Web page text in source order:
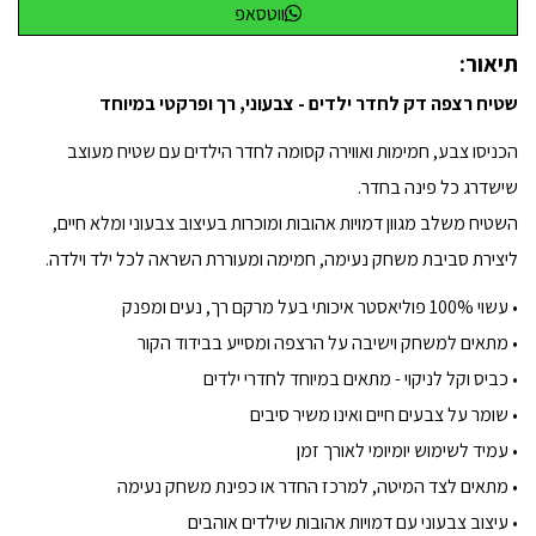
ווטסאפ
תיאור:
שטיח רצפה דק לחדר ילדים - צבעוני, רך ופרקטי במיוחד
הכניסו צבע, חמימות ואווירה קסומה לחדר הילדים עם שטיח מעוצב
שישדרג כל פינה בחדר.
השטיח משלב מגוון דמויות אהובות ומוכרות בעיצוב צבעוני ומלא חיים,
ליצירת סביבת משחק נעימה, חמימה ומעוררת השראה לכל ילד וילדה.
• עשוי 100% פוליאסטר איכותי בעל מרקם רך, נעים ומפנק
• מתאים למשחק וישיבה על הרצפה ומסייע בבידוד הקור
• כביס וקל לניקוי - מתאים במיוחד לחדרי ילדים
• שומר על צבעים חיים ואינו משיר סיבים
• עמיד לשימוש יומיומי לאורך זמן
• מתאים לצד המיטה, למרכז החדר או כפינת משחק נעימה
• עיצוב צבעוני עם דמויות אהובות שילדים אוהבים